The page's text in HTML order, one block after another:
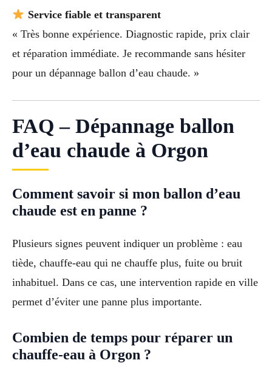
Service fiable et transparent
« Très bonne expérience. Diagnostic rapide, prix clair
et réparation immédiate. Je recommande sans hésiter
pour un dépannage ballon d’eau chaude. »
FAQ – Dépannage ballon
d’eau chaude à Orgon
Comment savoir si mon ballon d’eau
chaude est en panne ?
Plusieurs signes peuvent indiquer un problème : eau
tiède, chauffe-eau qui ne chauffe plus, fuite ou bruit
inhabituel. Dans ce cas, une intervention rapide en ville
permet d’éviter une panne plus importante.
Combien de temps pour réparer un
chauffe-eau à Orgon ?